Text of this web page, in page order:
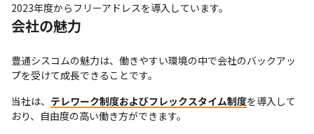
2023年度からフリーアドレスを導入しています。
会社の魅力
豊通シスコムの魅力は、働きやすい環境の中で会社のバックアッ
プを受けて成長できることです。
当社は、 テレワーク制度およびフレックスタイム制度を導入して
おり、自由度の高い働き方ができます。